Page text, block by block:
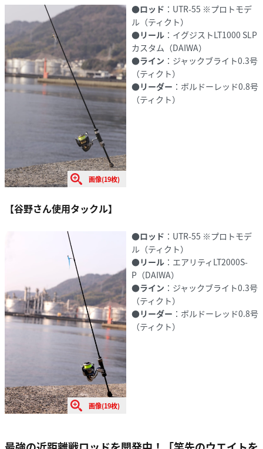
画像(19枚)
●ロッド ：UTR-55 ※プロトモデ
ル（ティクト）
●リール：イグジストLT1000 SLP
カスタム（DAIWA）
●ライン ：ジャックブライト0.3号
（ティクト）
●リーダー ：ボルドーレッド0.8号
（ティクト）
【谷野さん使用タックル】
画像(19枚)
●ロッド ：UTR-55 ※プロトモデ
ル（ティクト）
●リール：エアリティLT2000S-
P（DAIWA）
●ライン ：ジャックブライト0.3号
（ティクト）
●リーダー ：ボルドーレッド0.8号
（ティクト）